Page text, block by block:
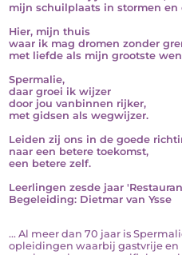
mijn schuilplaats in stormen en
Hier, mijn thuis
waar ik mag dromen zonder
met liefde als mijn grootste
Spermalie,
daar groei ik wijzer
door jou vanbinnen rijker,
met gidsen als wegwijzer.
Leiden zij ons in de goede
naar een betere toekomst,
een betere zelf.
Leerlingen zesde jaar
Begeleiding: Dietmar van Ysse
... Al meer dan 70 jaar is
opleidingen waarbij gastvrije en